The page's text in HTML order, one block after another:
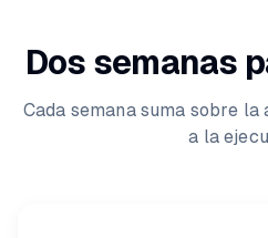
Dos semanas
Cada semana suma sobre
a la